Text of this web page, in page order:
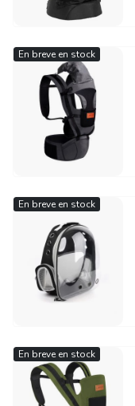
En breve en stock
En breve en stock
En breve en stock